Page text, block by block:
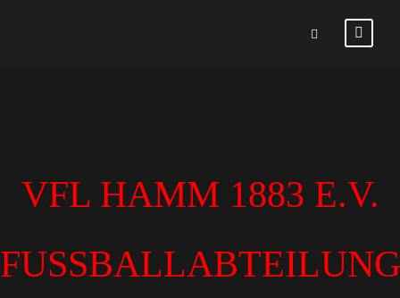
VFL HAMM 1883 E.V.
FUSSBALLABTEILUNG